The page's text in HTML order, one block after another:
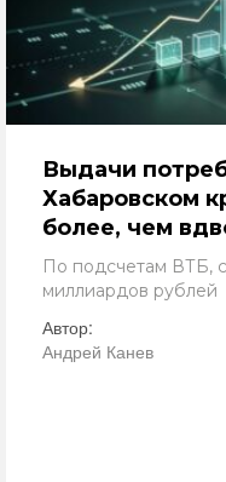
Выдачи
Хабаровском
более, чем
По подсчетам ВТБ,
миллиардов рублей
Автор:
Андрей Канев